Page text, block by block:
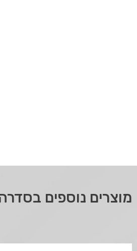
מוצרים נוספים